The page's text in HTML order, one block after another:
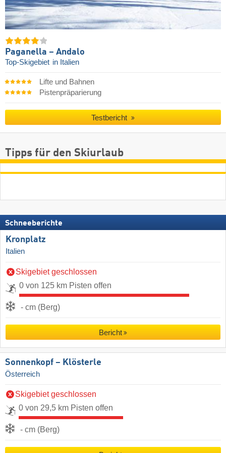
Paganella – Andalo
Top-Skigebiet in Italien
Lifte und Bahnen
Pistenpräparierung
Testbericht
Tipps für den Skiurlaub
Schneeberichte
Kronplatz
Italien
Skigebiet geschlossen
0 von 125 km Pisten offen
- cm (Berg)
Bericht
Sonnenkopf – Klösterle
Österreich
Skigebiet geschlossen
0 von 29,5 km Pisten offen
- cm (Berg)